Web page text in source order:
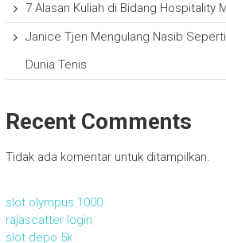
7 Alasan Kuliah di Bidang Hospitality
Janice Tjen Mengulang Nasib
Dunia Tenis
Recent Comments
Tidak ada komentar untuk ditampilkan.
slot olympus 1000
rajascatter login
slot depo 5k